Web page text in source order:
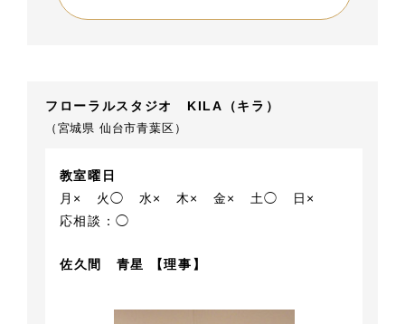
フローラルスタジオ KILA（キラ）
（宮城県 仙台市青葉区）
教室曜日
月×
火◯ 水× 木× 金× 土◯
日×
応相談：◯
佐久間 青星 【理事】